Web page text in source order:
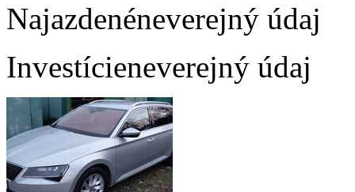
Najazdenéneverejný údaj
Investícieneverejný údaj